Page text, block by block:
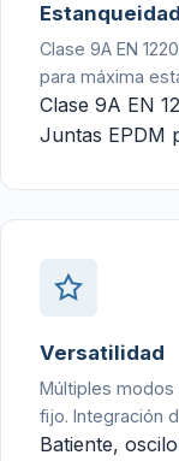
Estanqueidad
Clase 9A EN
para máxima
Clase 9A EN
Juntas EPDM
Versatilidad
Múltiples modos
fijo. Integración
Batiente,